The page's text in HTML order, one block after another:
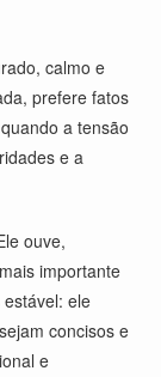
calmo e
prefere fatos
a tensão
e a
ouve,
importante
ele
concisos e
e